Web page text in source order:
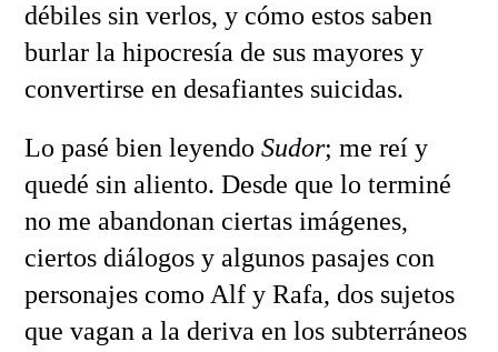
débiles sin verlos, y cómo estos saben
burlar la hipocresía de sus mayores y
convertirse en desafiantes suicidas.
Lo pasé bien leyendo Sudor; me reí y
quedé sin aliento. Desde que lo terminé
no me abandonan ciertas imágenes,
ciertos diálogos y algunos pasajes con
personajes como Alf y Rafa, dos sujetos
que vagan a la deriva en los subterráneos